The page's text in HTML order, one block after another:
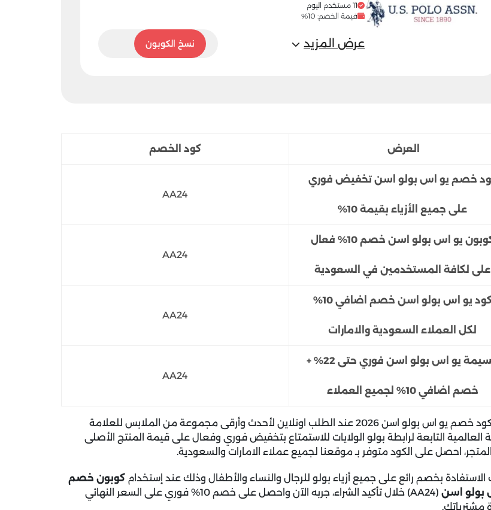
11 مستخدم اليوم
قيمة الخصم: 10%
عرض المزيد HENDM
نسخ الكوبون
العرض كود الخصم
خصم يو اس بولو اسن تخفيض فوري
على جميع الأزياء بقيمة 10%
AA24
كوبون يو اس بولو اسن خصم 10% فعال
على لكافة المستخدمين في السعودية
AA24
كود يو اس بولو اسن خصم اضافي 10%
لكل العملاء السعودية والامارات
AA24
قسيمة يو اس بولو اسن فوري حتى 22% +
خصم اضافي 10% لجميع العملاء
AA24
خصم يو اس بولو اسن 2026
عند الطلب اونلاين لأحدث وأرقى مجموعة من الملابس للعلامة
العالمية التابعة لرابطة بولو الولايات للاستمتاع بتخفيض فوري وفعال على قيمة المنتج الأصلى
احصل على الكود متوفر بـ موقعنا لجميع عملاء الامارات والسعودية.
بخصم رائع على جميع أزياء بولو للرجال والنساء والأطفال وذلك عند إستخدام كوبون خصم
بولو اسن (AA24)
خلال تأكيد الشراء، جربه الآن واحصل على خصم 10% فوري على السعر النهائي
مشترياتك.